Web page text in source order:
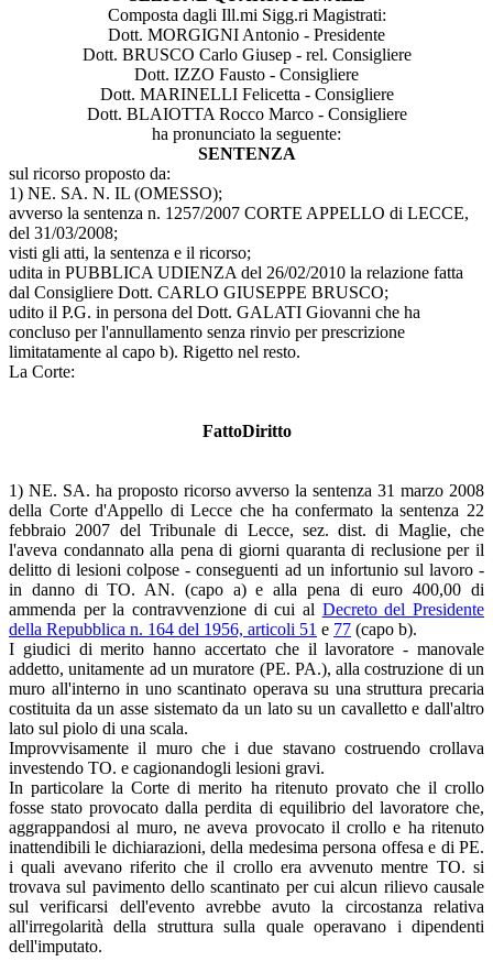
Composta dagli Ill.mi Sigg.ri Magistrati:
Dott. MORGIGNI Antonio - Presidente
Dott. BRUSCO Carlo Giusep - rel. Consigliere
Dott. IZZO Fausto - Consigliere
Dott. MARINELLI Felicetta - Consigliere
Dott. BLAIOTTA Rocco Marco - Consigliere
ha pronunciato la seguente:
SENTENZA
sul ricorso proposto da:
1) NE. SA. N. IL (OMESSO);
avverso la sentenza n. 1257/2007 CORTE APPELLO di LECCE,
del 31/03/2008;
visti gli atti, la sentenza e il ricorso;
udita in PUBBLICA UDIENZA del 26/02/2010 la relazione fatta
dal Consigliere Dott. CARLO GIUSEPPE BRUSCO;
udito il P.G. in persona del Dott. GALATI Giovanni che ha
concluso per l'annullamento senza rinvio per prescrizione
limitatamente al capo b). Rigetto nel resto.
La Corte:
FattoDiritto
1) NE. SA. ha proposto ricorso avverso la sentenza 31 marzo 2008
della Corte d'Appello di Lecce che ha confermato la sentenza 22
febbraio 2007 del Tribunale di Lecce, sez. dist. di Maglie, che
l'aveva condannato alla pena di giorni quaranta di reclusione per il
delitto di lesioni colpose - conseguenti ad un infortunio sul lavoro -
in danno di TO. AN. (capo a) e alla pena di euro 400,00 di
ammenda per la contravvenzione di cui al Decreto del Presidente
della Repubblica n. 164 del 1956, articoli 51 e 77 (capo b).
I giudici di merito hanno accertato che il lavoratore - manovale
addetto, unitamente ad un muratore (PE. PA.), alla costruzione di un
muro all'interno in uno scantinato operava su una struttura precaria
costituita da un asse sistemato da un lato su un cavalletto e dall'altro
lato sul piolo di una scala.
Improvvisamente il muro che i due stavano costruendo crollava
investendo TO. e cagionandogli lesioni gravi.
In particolare la Corte di merito ha ritenuto provato che il crollo
fosse stato provocato dalla perdita di equilibrio del lavoratore che,
aggrappandosi al muro, ne aveva provocato il crollo e ha ritenuto
inattendibili le dichiarazioni, della medesima persona offesa e di PE.
i quali avevano riferito che il crollo era avvenuto mentre TO. si
trovava sul pavimento dello scantinato per cui alcun rilievo causale
sul verificarsi dell'evento avrebbe avuto la circostanza relativa
all'irregolarità della struttura sulla quale operavano i dipendenti
dell'imputato.